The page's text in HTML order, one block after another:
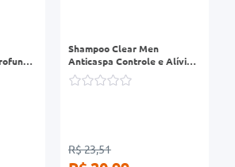
Shampoo Clear Men
Anticaspa Controle e Alívio
da Coceira Frasco 200ml
R$ 23,51